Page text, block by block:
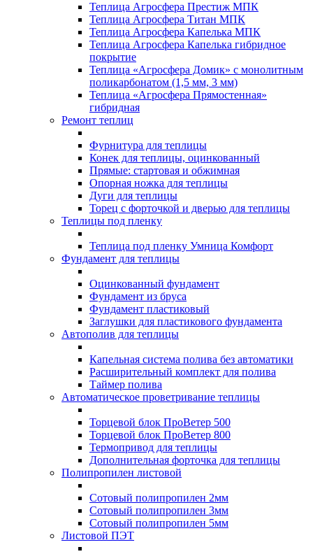
Теплица Агросфера Престиж МПК
Теплица Агросфера Титан МПК
Теплица Агросфера Капелька МПК
Теплица Агросфера Капелька гибридное
покрытие
Теплица «Агросфера Домик» с монолитным
поликарбонатом (1,5 мм, 3 мм)
Теплица «Агросфера Прямостенная»
гибридная
Ремонт теплиц
Фурнитура для теплицы
Конек для теплицы, оцинкованный
Прямые: стартовая и обжимная
Опорная ножка для теплицы
Дуги для теплицы
Торец с форточкой и дверью для теплицы
Теплицы под пленку
Теплица под пленку Умница Комфорт
Фундамент для теплицы
Оцинкованный фундамент
Фундамент из бруса
Фундамент пластиковый
Заглушки для пластикового фундамента
Автополив для теплицы
Капельная система полива без автоматики
Расширительный комплект для полива
Таймер полива
Автоматическое проветривание теплицы
Торцевой блок ПроВетер 500
Торцевой блок ПроВетер 800
Термопривод для теплицы
Дополнительная форточка для теплицы
Полипропилен листовой
Сотовый полипропилен 2мм
Сотовый полипропилен 3мм
Сотовый полипропилен 5мм
Листовой ПЭТ